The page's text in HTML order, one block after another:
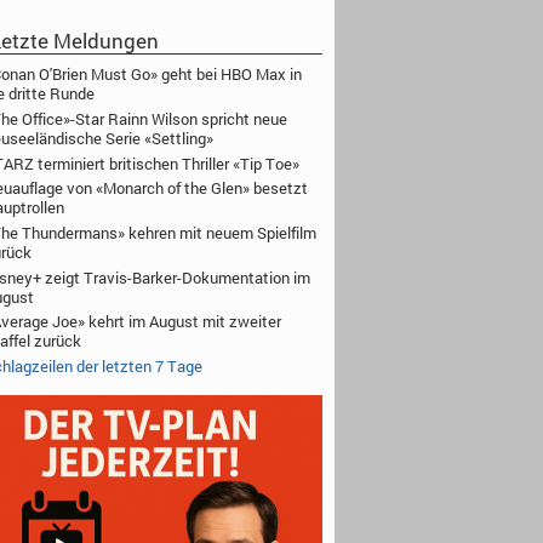
Meldungen
O'Brien Must Go» geht bei HBO Max in
dritte Runde
Office»-Star Rainn Wilson spricht neue
Serie «Settling»
terminiert britischen Thriller «Tip Toe»
von «Monarch of the Glen» besetzt
Thundermans» kehren mit neuem Spielfilm
zeigt Travis-Barker-Dokumentation im
Joe» kehrt im August mit zweiter
zurück
der letzten 7 Tage